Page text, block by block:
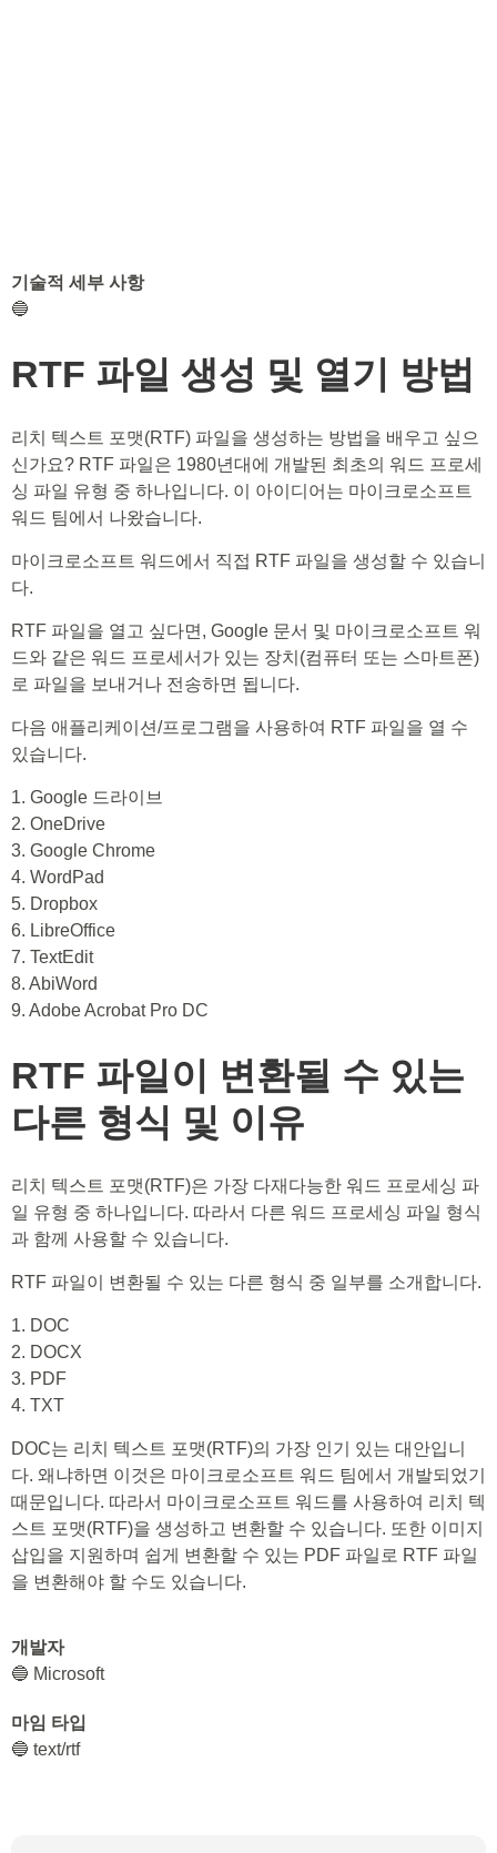
기술적 세부 사항
🔵
RTF 파일 생성 및 열기 방법
리치 텍스트 포맷(RTF) 파일을 생성하는 방법을 배우고 싶으
신가요? RTF 파일은 1980년대에 개발된 최초의 워드 프로세
싱 파일 유형 중 하나입니다. 이 아이디어는 마이크로소프트
워드 팀에서 나왔습니다.
마이크로소프트 워드에서 직접 RTF 파일을 생성할 수 있습니
다.
RTF 파일을 열고 싶다면, Google 문서 및 마이크로소프트 워
드와 같은 워드 프로세서가 있는 장치(컴퓨터 또는 스마트폰)
로 파일을 보내거나 전송하면 됩니다.
다음 애플리케이션/프로그램을 사용하여 RTF 파일을 열 수
있습니다.
1. Google 드라이브
2. OneDrive
3. Google Chrome
4. WordPad
5. Dropbox
6. LibreOffice
7. TextEdit
8. AbiWord
9. Adobe Acrobat Pro DC
RTF 파일이 변환될 수 있는
다른 형식 및 이유
리치 텍스트 포맷(RTF)은 가장 다재다능한 워드 프로세싱 파
일 유형 중 하나입니다. 따라서 다른 워드 프로세싱 파일 형식
과 함께 사용할 수 있습니다.
RTF 파일이 변환될 수 있는 다른 형식 중 일부를 소개합니다.
1. DOC
2. DOCX
3. PDF
4. TXT
DOC는 리치 텍스트 포맷(RTF)의 가장 인기 있는 대안입니
다. 왜냐하면 이것은 마이크로소프트 워드 팀에서 개발되었기
때문입니다. 따라서 마이크로소프트 워드를 사용하여 리치 텍
스트 포맷(RTF)을 생성하고 변환할 수 있습니다. 또한 이미지
삽입을 지원하며 쉽게 변환할 수 있는 PDF 파일로 RTF 파일
을 변환해야 할 수도 있습니다.
개발자
🔵 Microsoft
마임 타입
🔵 text/rtf